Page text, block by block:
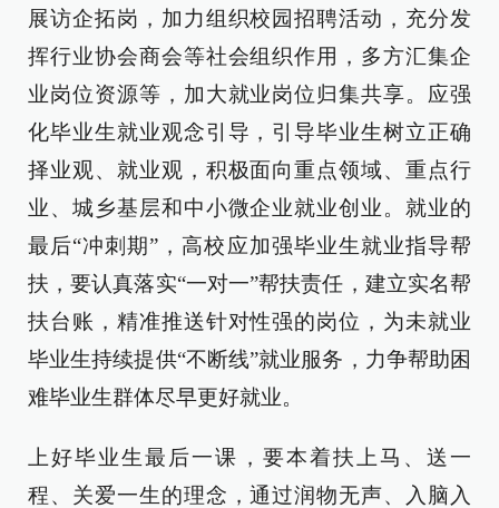
展访企拓岗，加力组织校园招聘活动，充分发
挥行业协会商会等社会组织作用，多方汇集企
业岗位资源等，加大就业岗位归集共享。应强
化毕业生就业观念引导，引导毕业生树立正确
择业观、就业观，积极面向重点领域、重点行
业、城乡基层和中小微企业就业创业。就业的
最后“冲刺期”，高校应加强毕业生就业指导帮
扶，要认真落实“一对一”帮扶责任，建立实名帮
扶台账，精准推送针对性强的岗位，为未就业
毕业生持续提供“不断线”就业服务，力争帮助困
难毕业生群体尽早更好就业。
上好毕业生最后一课，要本着扶上马、送一
程、关爱一生的理念，通过润物无声、入脑入